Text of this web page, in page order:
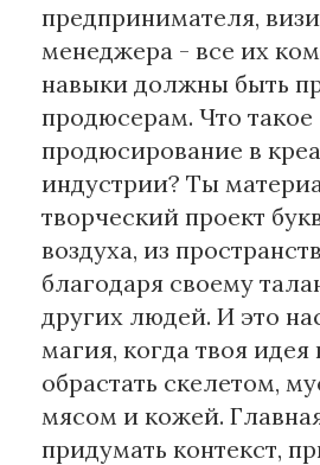
предпринимателя,
менеджера - все их
навыки должны быть
продюсерам. Что такое
продюсирование в
индустрии? Ты
творческий проект
воздуха, из
благодаря своему
других людей. И это
магия, когда твоя идея
обрастать скелетом,
мясом и кожей.
придумать контекст,